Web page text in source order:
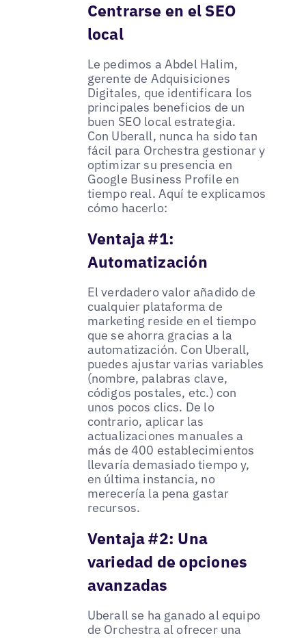
Centrarse en el SEO
local
Le pedimos a Abdel Halim,
gerente de Adquisiciones
Digitales, que identificara los
principales beneficios de un
buen SEO local estrategia.
Con Uberall, nunca ha sido tan
fácil para Orchestra gestionar y
optimizar su presencia en
Google Business Profile en
tiempo real. Aquí te explicamos
cómo hacerlo:
Ventaja #1:
Automatización
El verdadero valor añadido de
cualquier plataforma de
marketing reside en el tiempo
que se ahorra gracias a la
automatización. Con Uberall,
puedes ajustar varias variables
(nombre, palabras clave,
códigos postales, etc.) con
unos pocos clics. De lo
contrario, aplicar las
actualizaciones manuales a
más de 400 establecimientos
llevaría demasiado tiempo y,
en última instancia, no
merecería la pena gastar
recursos.
Ventaja #2: Una
variedad de opciones
avanzadas
Uberall se ha ganado al equipo
de Orchestra al ofrecer una